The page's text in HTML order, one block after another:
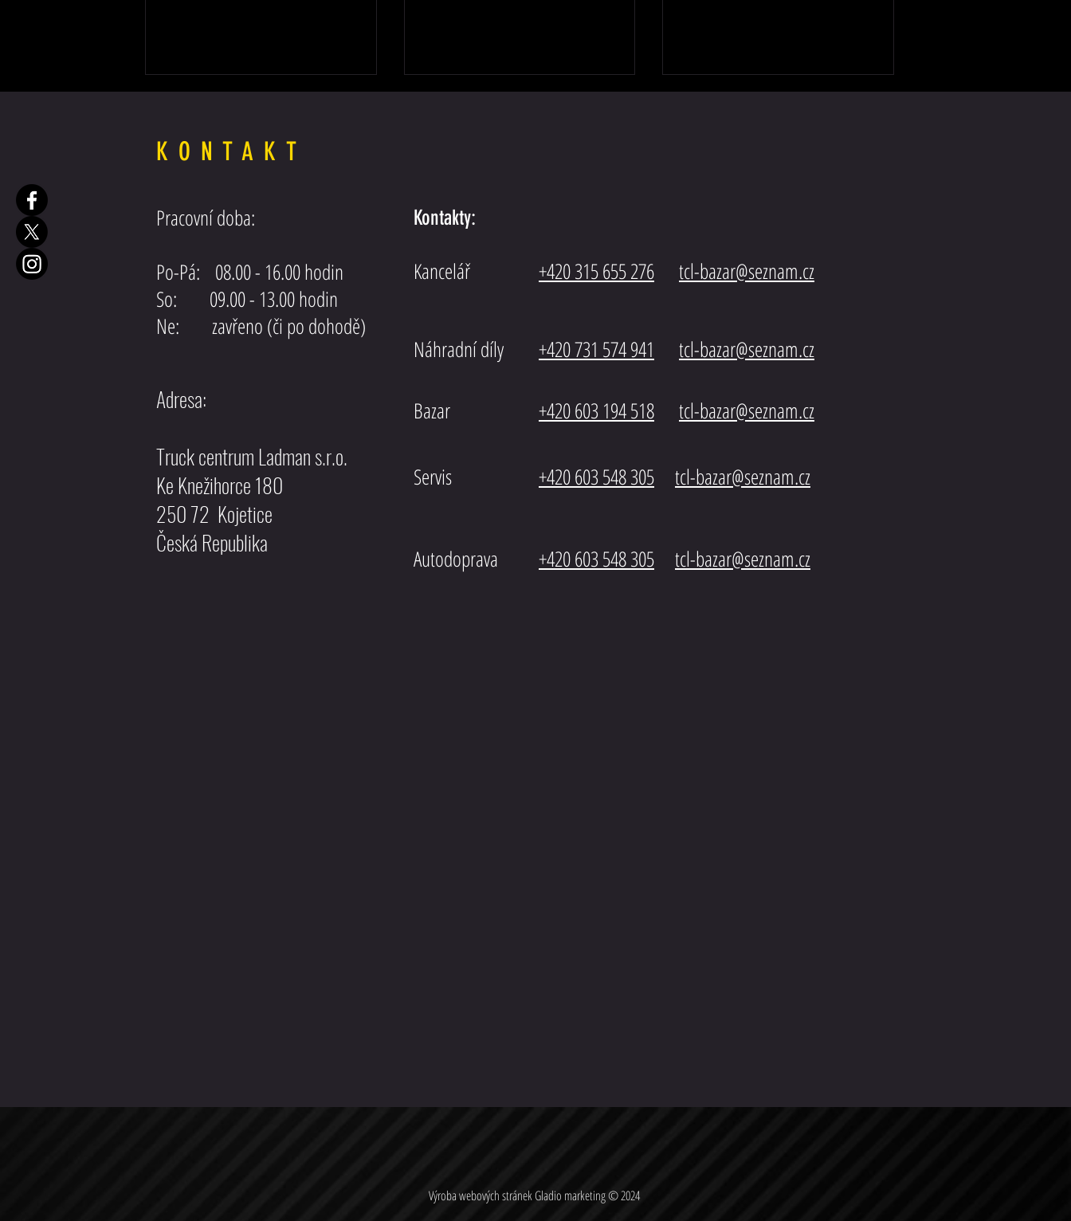
Posilovač řízení DAF XF 105 EEV EURO5
KONTAKT
Pracovní doba:
Po-Pá: 08.00 - 16.00 hodin
So: 09.00 - 13.00 hodin
Ne: zavřeno (či po dohodě)
Adresa:
Truck centrum Ladman s.r.o.
Ke Knežihorce 180
250 72 Kojetice
Česká Republika
Kontakty:
Kancelář +420 315 655 276 tcl-bazar@seznam.cz
Náhradní díly +420 731 574 941 tcl-bazar@seznam.cz
Bazar +420 603 194 518 tcl-bazar@seznam.cz
Servis +420 603 548 305 tcl-bazar@seznam.cz
Autodoprava +420 603 548 305 tcl-bazar@seznam.cz
Výroba webových stránekGladio marketing© 2024